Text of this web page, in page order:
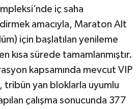
iç saha
amacıyla, Maraton Alt
için başlatılan yenileme
kısa sürede tamamlanmıştır.
kapsamında mevcut VIP
tribün yan bloklarla uyumlu
çalışma sonucunda 377